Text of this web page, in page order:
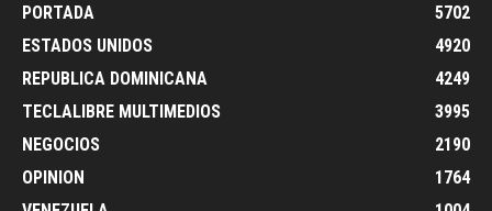
PORTADA
5702
ESTADOS UNIDOS
4920
REPUBLICA DOMINICANA
4249
TECLALIBRE MULTIMEDIOS
3995
NEGOCIOS
2190
OPINION
1764